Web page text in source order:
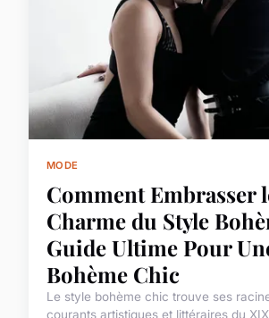
MODE
Comment Embrasser
Charme du Style
Guide Ultime Pour
Bohème Chic
Le style bohème chic trouve ses
courants artistiques et littéraires du